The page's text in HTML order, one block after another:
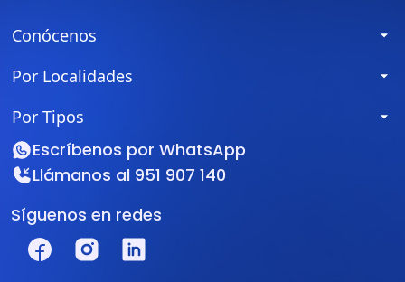
Conócenos
Por Localidades
Por Tipos
Escríbenos por WhatsApp
Llámanos al 951 907 140
Síguenos en redes